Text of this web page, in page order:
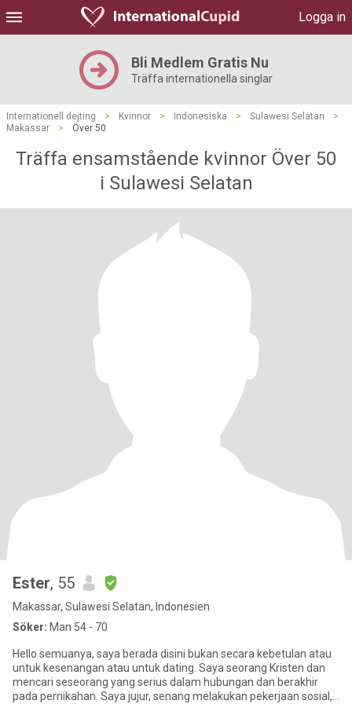
Logga in
Bli Medlem Gratis Nu
Träffa internationella singlar
Internationell dejting > Kvinnor > Indonesiska > Sulawesi Selatan
>
Makassar
> Över 50
Träffa ensamstående kvinnor Över 50
i Sulawesi Selatan
Ester, 55
Makassar, Sulawesi Selatan, Indonesien
Söker: Man 54 - 70
Hello semuanya, saya berada disini bukan secara kebetulan atau
untuk kesenangan atau untuk dating. Saya seorang Kristen dan
mencari seseorang yang serius dalam hubungan dan berakhir
pada pernikahan. Saya jujur, senang melakukan pekerjaan sosial,